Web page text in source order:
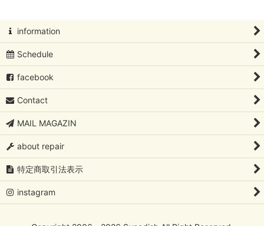
information
Schedule
facebook
Contact
MAIL MAGAZIN
about repair
特定商取引法表示
instagram